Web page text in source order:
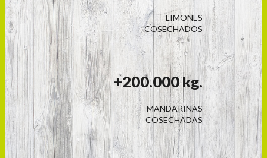
LIMONES
COSECHADOS
+200.000 kg.
MANDARINAS
COSECHADAS